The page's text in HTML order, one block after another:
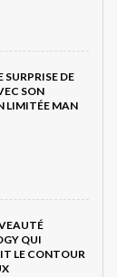
SURPRISE DE
SON
LIMITÉE MAN
QUI
LE CONTOUR